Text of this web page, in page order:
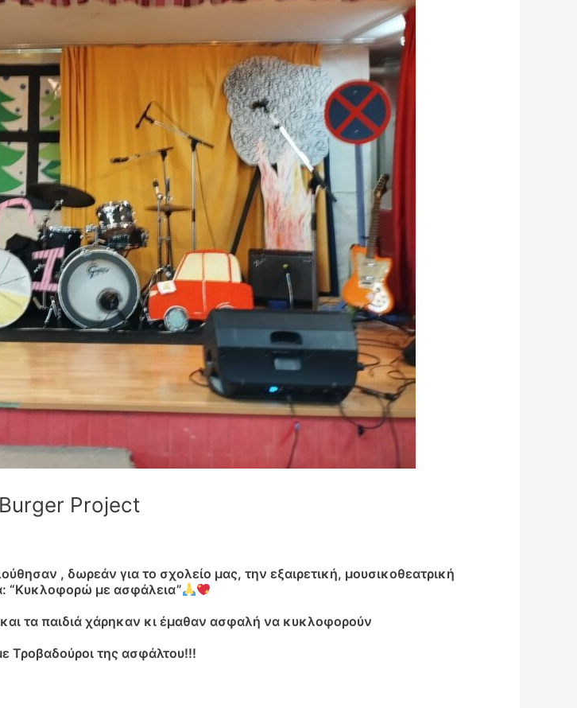
Project
, δωρεάν για το σχολείο μας, την εξαιρετική, μουσικοθεατρική
“Κυκλοφορώ με ασφάλεια”
τα παιδιά χάρηκαν κι έμαθαν ασφαλή να κυκλοφορούν
Τροβαδούροι της ασφάλτου!!!